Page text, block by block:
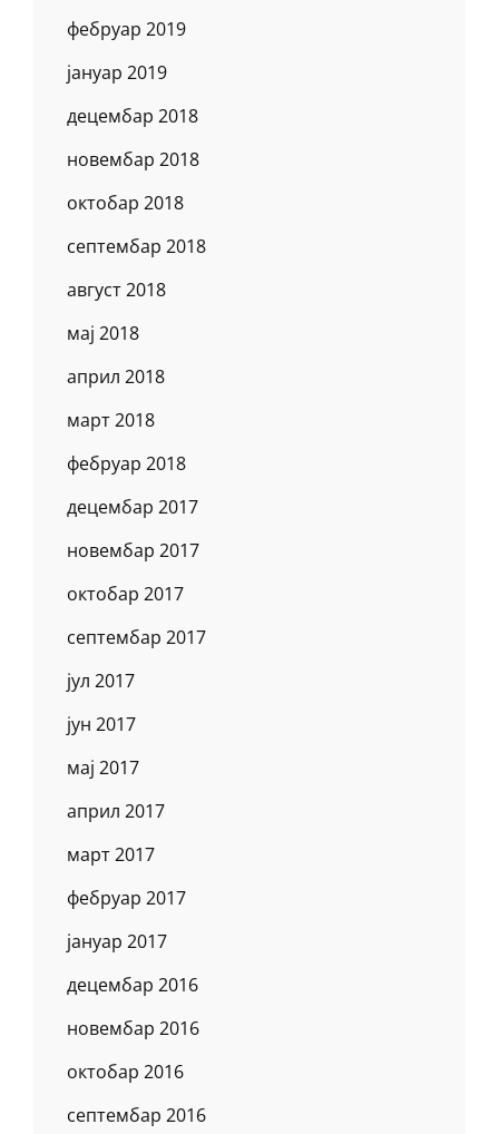
фебруар 2019
јануар 2019
децембар 2018
новембар 2018
октобар 2018
септембар 2018
август 2018
мај 2018
април 2018
март 2018
фебруар 2018
децембар 2017
новембар 2017
октобар 2017
септембар 2017
јул 2017
јун 2017
мај 2017
април 2017
март 2017
фебруар 2017
јануар 2017
децембар 2016
новембар 2016
октобар 2016
септембар 2016